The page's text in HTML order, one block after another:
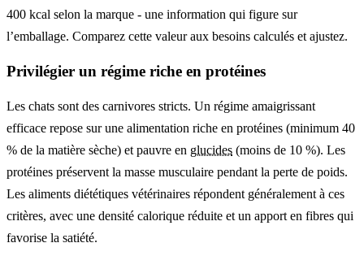
400 kcal selon la marque - une information qui figure sur
l’emballage. Comparez cette valeur aux besoins calculés et ajustez.
Privilégier un régime riche en protéines
Les chats sont des carnivores stricts. Un régime amaigrissant
efficace repose sur une alimentation riche en protéines (minimum 40
% de la matière sèche) et pauvre en glucides (moins de 10 %). Les
protéines préservent la masse musculaire pendant la perte de poids.
Les aliments diététiques vétérinaires répondent généralement à ces
critères, avec une densité calorique réduite et un apport en fibres qui
favorise la satiété.